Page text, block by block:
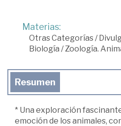
Materias:
Otras Categorías/
Biología /Zoología.
Resumen
* Una exploración
emoción de los animales,